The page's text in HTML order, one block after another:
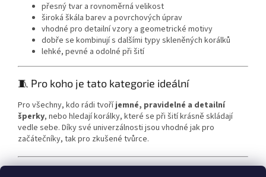
přesný tvar a rovnoměrná velikost
široká škála barev a povrchových úprav
vhodné pro detailní vzory a geometrické motivy
dobře se kombinují s dalšími typy skleněných korálků
lehké, pevné a odolné při šití
🧵 Pro koho je tato kategorie ideální
Pro všechny, kdo rádi tvoříjemné, pravidelné a detailní
šperky, nebo hledají korálky, které se při šití krásně skládají
vedle sebe. Díky své univerzálnosti jsou vhodné jak pro
začátečníky, tak pro zkušené tvůrce.